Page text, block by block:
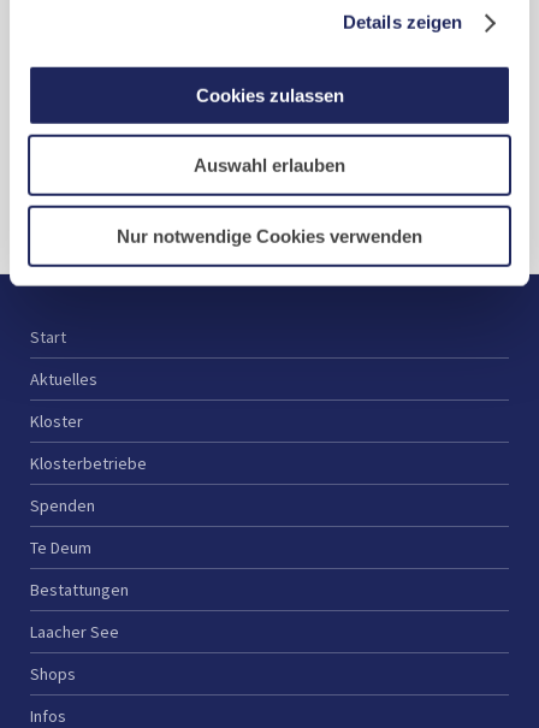
Details zeigen
Cookies zulassen
Auswahl erlauben
Nur notwendige Cookies verwenden
eigenen Bereich, dem Gastflügel St. Gilbert.
Mehr erfahren...
Zurück
Start
Aktuelles
Kloster
Klosterbetriebe
Spenden
Te Deum
Bestattungen
Laacher See
Shops
Infos